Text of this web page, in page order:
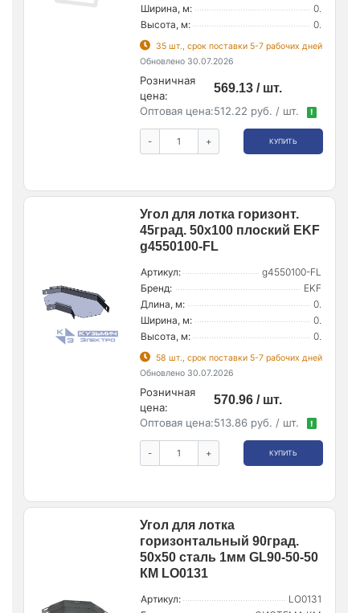
Ширина, м:
0.
Высота, м:
0.
35 шт., срок поставки 5-7 рабочих дней
Обновлено 30.07.2026
Розничная
цена:
569.13 / шт.
Оптовая цена:512.22 руб. / шт. !
- + КУПИТЬ
Угол для лотка горизонт.
45град. 50х100 плоский EKF
g4550100-FL
Артикул:
g4550100-FL
Бренд:
EKF
Длина, м:
0.
Ширина, м:
0.
Высота, м:
0.
58 шт., срок поставки 5-7 рабочих дней
Обновлено 30.07.2026
Розничная
цена:
570.96 / шт.
Оптовая цена:513.86 руб. / шт. !
- + КУПИТЬ
Угол для лотка
горизонтальный 90град.
50х50 сталь 1мм GL90-50-50
КМ LO0131
Артикул:
LO0131